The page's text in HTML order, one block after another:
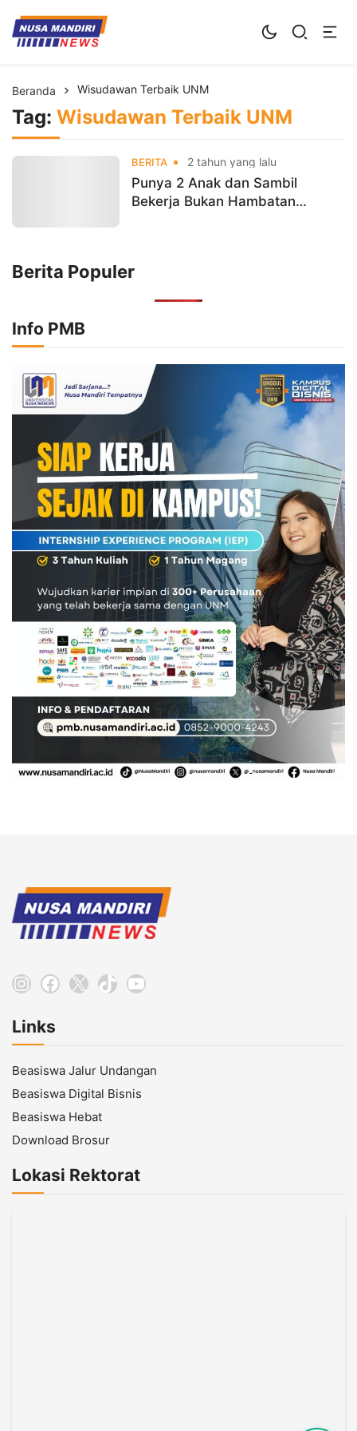
Kampus Digital Bisnis
Universitas Nusa Mandiri
Beranda Wisudawan Terbaik UNM
Tag: Wisudawan Terbaik UNM
BERITA 2 tahun yang lalu
Punya 2 Anak dan Sambil
Bekerja Bukan Hambatan
Berita Populer
Info PMB
Instagram
Facebook
X TikTokYouTube
Links
Beasiswa Jalur Undangan
Beasiswa Digital Bisnis
Beasiswa Hebat
Download Brosur
Lokasi Rektorat